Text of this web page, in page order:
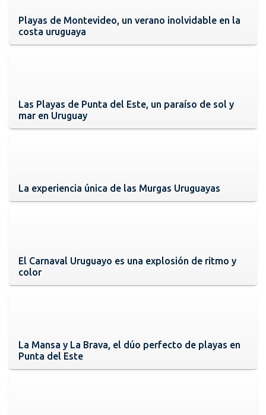
Playas de Montevideo, un verano inolvidable en la
costa uruguaya
Las Playas de Punta del Este, un paraíso de sol y
mar en Uruguay
La experiencia única de las Murgas Uruguayas
El Carnaval Uruguayo es una explosión de ritmo y
color
La Mansa y La Brava, el dúo perfecto de playas en
Punta del Este